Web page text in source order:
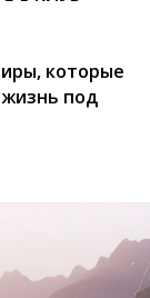
которые
под